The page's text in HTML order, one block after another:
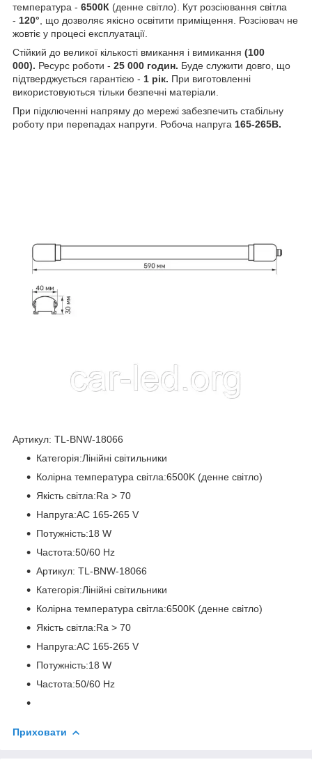
температура - 6500К (денне світло). Кут розсіювання світла
- 120° , що дозволяє якісно освітити приміщення. Розсіювач не
жовтіє у процесі експлуатації.
Стійкий до великої кількості вмикання і вимикання (100
000). Ресурс роботи - 25 000 годин. Буде служити довго, що
підтверджується гарантією - 1 рік. При виготовленні
використовуються тільки безпечні матеріали.
При підключенні напряму до мережі забезпечить стабільну
роботу при перепадах напруги. Робоча напруга 165-265В.
Артикул: TL-BNW-18066
Категорія:Лінійні світильники
Колірна температура світла:6500K (денне світло)
Якість світла:Ra > 70
Напруга:AC 165-265 V
Потужність:18 W
Частота:50/60 Hz
Артикул: TL-BNW-18066
Категорія:Лінійні світильники
Колірна температура світла:6500K (денне світло)
Якість світла:Ra > 70
Напруга:AC 165-265 V
Потужність:18 W
Частота:50/60 Hz
Приховати